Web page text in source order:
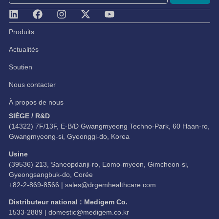
Produits
Actualités
Soutien
Nous contacter
À propos de nous
SIÈGE / R&D
(14322) 7F/13F, E-B/D Gwangmyeong Techno-Park, 60 Haan-ro,
Gwangmyeong-si, Gyeonggi-do, Korea
Usine
(39536) 213, Saneopdanji-ro, Eomo-myeon, Gimcheon-si,
Gyeongsangbuk-do, Corée
+82-2-869-8566 | sales@drgemhealthcare.com
Distributeur national : Medigem Co.
1533-2889 | domestic@medigem.co.kr